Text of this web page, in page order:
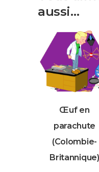
aussi…
Œuf en
parachute
(Colombie-
Britannique)